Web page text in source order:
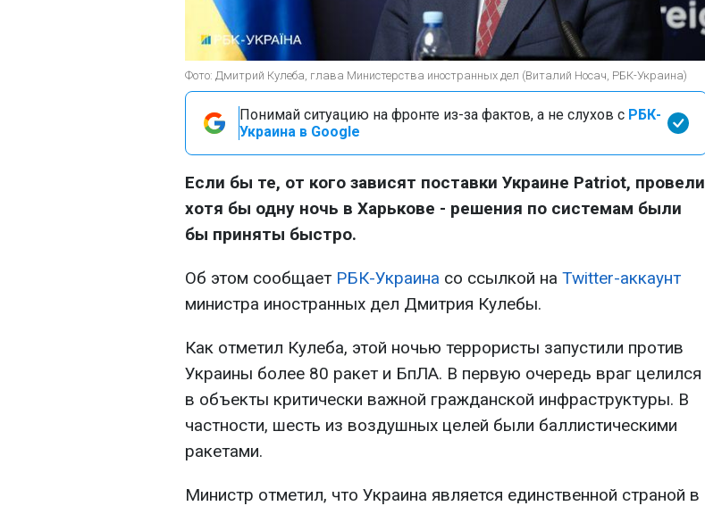
Фото: Дмитрий Кулеба, глава Министерства иностранных дел (Виталий Носач, РБК-Украина)
Понимай ситуацию на фронте из-за фактов, а не слухов с РБК-
Украина в Google
Если бы те, от кого зависят поставки Украине Patriot, провели
хотя бы одну ночь в Харькове - решения по системам были
бы приняты быстро.
Об этом сообщает РБК-Украина со ссылкой на Twitter-аккаунт
министра иностранных дел Дмитрия Кулебы.
Как отметил Кулеба, этой ночью террористы запустили против
Украины более 80 ракет и БпЛА. В первую очередь враг целился
в объекты критически важной гражданской инфраструктуры. В
частности, шесть из воздушных целей были баллистическими
ракетами.
Министр отметил, что Украина является единственной страной в